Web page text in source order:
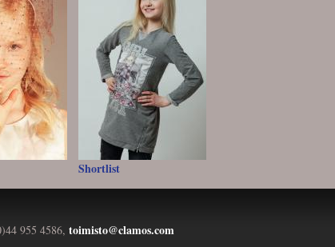
Shortlist
955 4586, toimisto@clamos.com